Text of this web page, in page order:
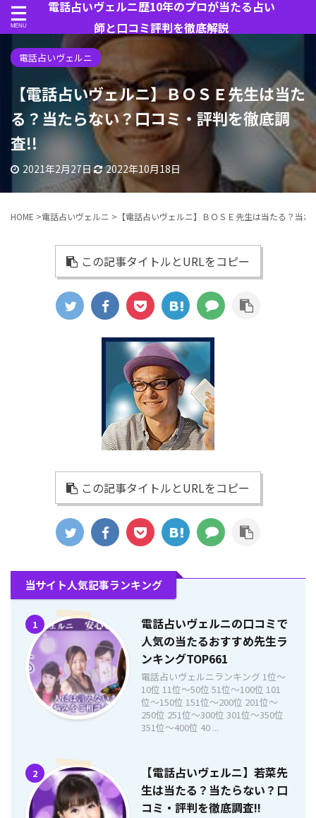
電話占いヴェルニ歴10年のプロが当たる占い
師と口コミ評判を徹底解説
電話占いヴェルニ
【電話占いヴェルニ】ＢＯＳＥ先生は当た
る？当たらない？口コミ・評判を徹底調
査!!
2021年2月27日 2022年10月18日
HOME >電話占いヴェルニ > 【電話占いヴェルニ】ＢＯＳＥ先生は当たる？当
この記事タイトルとURLをコピー
この記事タイトルとURLをコピー
当サイト人気記事ランキング
1
電話占いヴェルニの口コミで
人気の当たるおすすめ先生ラ
ンキングTOP661
電話占いヴェルニランキング 1位〜
10位 11位〜50位 51位〜100位 101
位〜150位 151位〜200位 201位〜
250位 251位〜300位 301位〜350位
351位〜400位 40 ...
2
【電話占いヴェルニ】若菜先
生は当たる？当たらない？口
コミ・評判を徹底調査!!